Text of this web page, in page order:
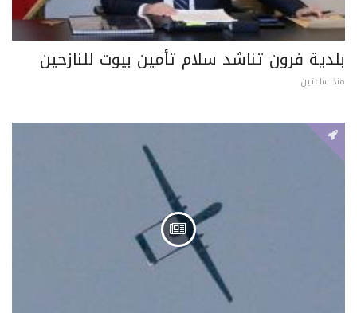
بلدية فرون تناشد سلام تأمين بيوت للنازحين
منذ ساعتين